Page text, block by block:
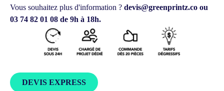
Vous souhaitez plus d'information ? devis@greenprintz.co ou
03 74 82 01 08 de 9h à 18h.
DEVIS EXPRESS